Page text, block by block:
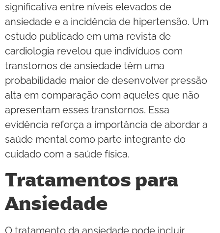
significativa entre níveis elevados de
ansiedade e a incidência de hipertensão. Um
estudo publicado em uma revista de
cardiologia revelou que indivíduos com
transtornos de ansiedade têm uma
probabilidade maior de desenvolver pressão
alta em comparação com aqueles que não
apresentam esses transtornos. Essa
evidência reforça a importância de abordar a
saúde mental como parte integrante do
cuidado com a saúde física.
Tratamentos para
Ansiedade
O tratamento da ansiedade pode incluir